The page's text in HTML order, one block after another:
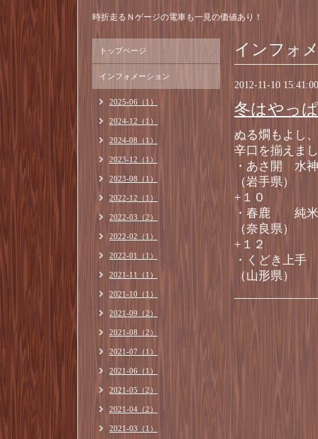
時折走るＮゲージの電車も一見の価値あり！
インフォ
2012-11-10 15:41:00
冬はやっ
ぬる燗もよし
辛口を揃えま
・あさ開 水
（岩手県
+１０
・春鹿 純
（奈良県
+１２
・くどき
（山形
トップページ
インフォメーション
2025-06（1）
2024-12（1）
2024-08（1）
2023-12（1）
2023-08（1）
2022-12（1）
2022-03（2）
2022-02（1）
2022-01（1）
2021-11（1）
2021-10（1）
2021-09（2）
2021-08（2）
2021-07（1）
2021-06（1）
2021-05（2）
2021-04（2）
2021-03（1）